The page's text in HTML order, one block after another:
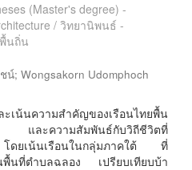
(Master's degree) -
/ วิทยานิพนธ์ -
นถิ่น
น์; Wongsakorn Udomphoch
เน้นความสำคัญของเรือนไทยพื้น
ละความสัมพันธ์กับวิถีชีวิตที่
ดยเน้นเรือนในกลุ่มภาคใต้ ที่
พื้นที่ตำบลฉลอง เปรียบเทียบบ้า